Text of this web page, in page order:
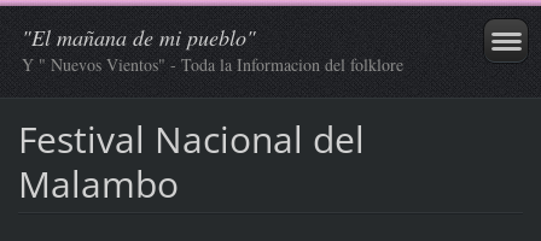
"El mañana de mi pueblo"
Y " Nuevos Vientos" - Toda la Informacion del folklore
Festival Nacional del
Malambo